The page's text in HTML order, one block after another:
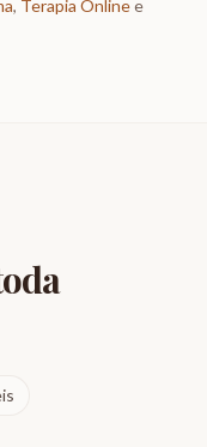
, Terapia Onlinee